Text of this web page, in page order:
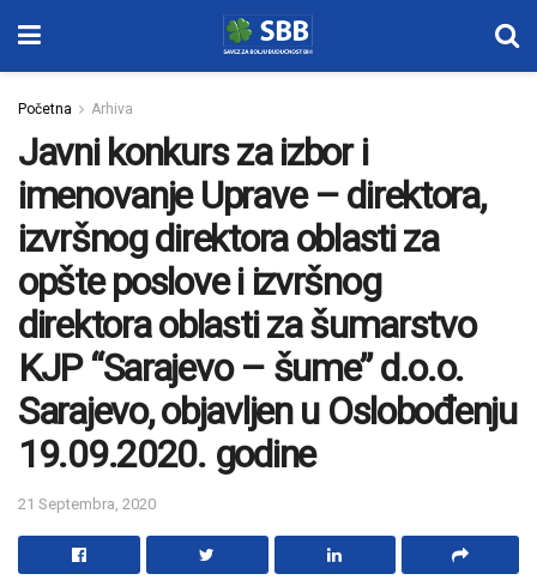
Početna Arhiva
Javni konkurs za izbor i
imenovanje Uprave – direktora,
izvršnog direktora oblasti za
opšte poslove i izvršnog
direktora oblasti za šumarstvo
KJP “Sarajevo – šume” d.o.o.
Sarajevo, objavljen u Oslobođenju
19.09.2020. godine
21 Septembra, 2020